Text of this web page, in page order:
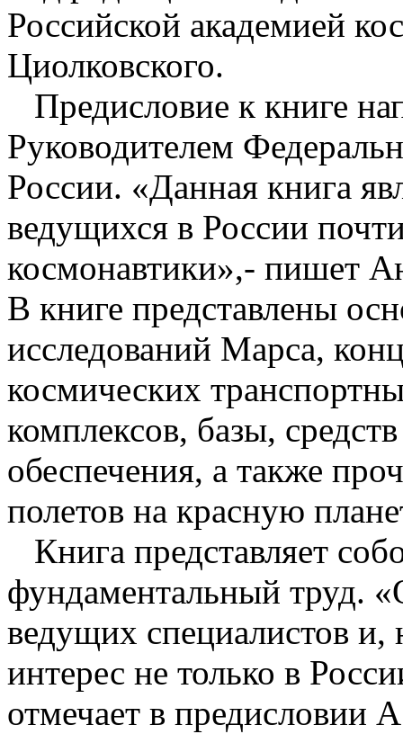
Российской академией
Циолковского.
Предисловие к книге
Руководителем
России. «Данная книга
ведущихся в России
космонавтики»,- пишет
В книге представлены
исследований Марса,
космических
комплексов, базы,
обеспечения, а также
полетов на красную
Книга представляет
фундаментальный труд.
ведущих специалистов
интерес не только в
отмечает в предисловии